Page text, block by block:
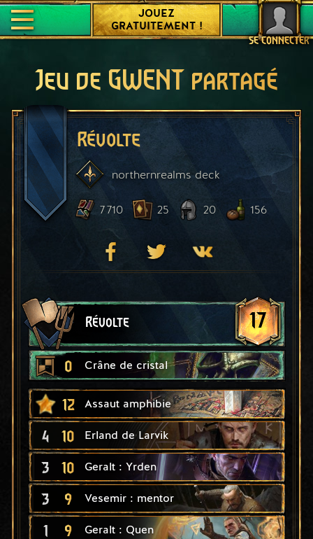
SE CONNECTER
JOUEZ
GRATUITEMENT !
Jeu de GWENT partagé
Révolte
northernrealmsdeck
7 710 25 20 156
Révolte 17
0 Crâne de cristal
12 Assaut amphibie
4 10 Erland de Larvik
3 10 Geralt : Yrden
3 9 Vesemir : mentor
1 9 Geralt : Quen